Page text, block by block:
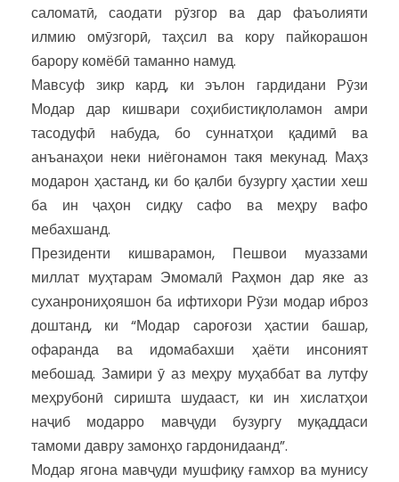
саломатӣ, саодати рӯзгор ва дар фаъолияти
илмию омӯзгорӣ, таҳсил ва кору пайкорашон
барору комёбӣ таманно намуд.
Мавсуф зикр кард, ки эълон гардидани Рӯзи
Модар дар кишвари соҳибистиқлоламон амри
тасодуфӣ набуда, бо суннатҳои қадимӣ ва
анъанаҳои неки ниёгонамон такя мекунад. Маҳз
модарон ҳастанд, ки бо қалби бузургу ҳастии хеш
ба ин ҷаҳон сидқу сафо ва меҳру вафо
мебахшанд.
Президенти кишварамон, Пешвои муаззами
миллат муҳтарам Эмомалӣ Раҳмон дар яке аз
суханрониҳояшон ба ифтихори Рӯзи модар иброз
доштанд, ки “Модар сароғози ҳастии башар,
офаранда ва идомабахши ҳаёти инсоният
мебошад. Замири ӯ аз меҳру муҳаббат ва лутфу
меҳрубонӣ сиришта шудааст, ки ин хислатҳои
наҷиб модарро мавҷуди бузургу муқаддаси
тамоми давру замонҳо гардонидаанд”.
Модар ягона мавҷуди мушфиқу ғамхор ва мунису